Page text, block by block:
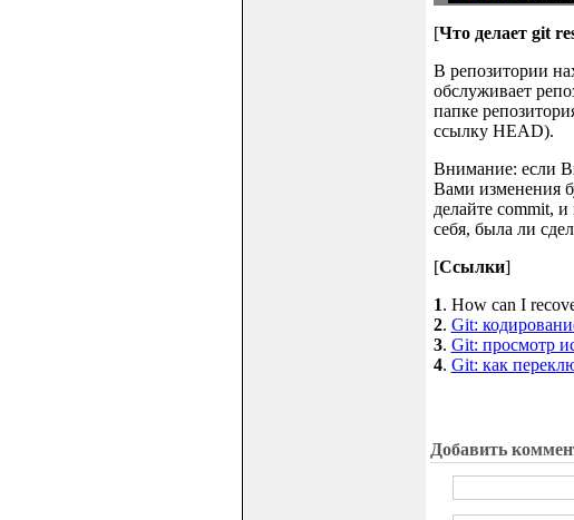
[Что делает git
В репозитории
обслуживает
папке
ссылку HEAD).
Внимание: если
Вами изменения
делайте commit,
себя, была ли
[Ссылки]
1. How can I
2. Git:
3. Git: просмотр
4. Git: как
Добавить